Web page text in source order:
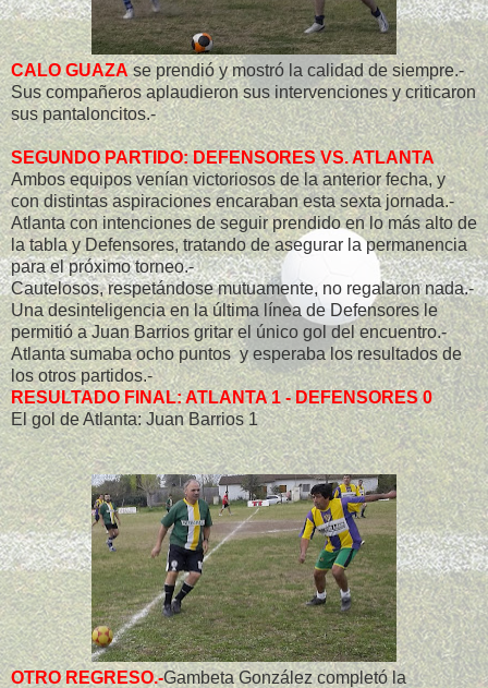
CALO GUAZAse prendió y mostró la calidad de siempre.-
Sus compañeros aplaudieron sus intervenciones y criticaron
sus pantaloncitos.-
SEGUNDO PARTIDO: DEFENSORES VS. ATLANTA
Ambos equipos venían victoriosos de la anterior fecha, y
con distintas aspiraciones encaraban esta sexta jornada.-
Atlanta con intenciones de seguir prendido en lo más alto de
la tabla y Defensores, tratando de asegurar la permanencia
para el próximo torneo.-
Cautelosos, respetándose mutuamente, no regalaron nada.-
Una desinteligencia en la última línea de Defensores le
permitió a Juan Barrios gritar el único gol del encuentro.-
Atlanta sumaba ocho puntos y esperaba los resultados de
los otros partidos.-
RESULTADO FINAL: ATLANTA 1 - DEFENSORES 0
El gol de Atlanta: Juan Barrios 1
OTRO REGRESO.-Gambeta González completó la